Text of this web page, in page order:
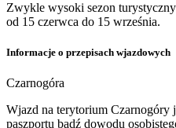
Zwykle wysoki sezon
od 15 czerwca do 15 września.
Informacje o przepisach wjazdowych
Czarnogóra
Wjazd na terytorium Czarnogóry
paszportu bądź dowodu